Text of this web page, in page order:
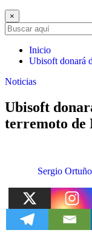
×
Inicio
Ubisoft donará
Noticias
Ubisoft
terremoto de
Sergio